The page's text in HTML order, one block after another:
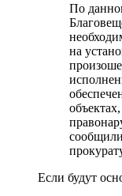
По
на
Если будут